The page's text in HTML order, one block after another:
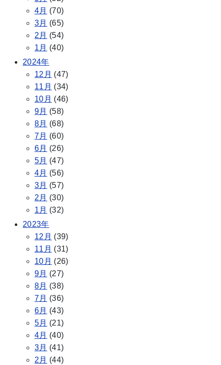
4月 (70)
3月 (65)
2月 (54)
1月 (40)
2024年
12月 (47)
11月 (34)
10月 (46)
9月 (58)
8月 (68)
7月 (60)
6月 (26)
5月 (47)
4月 (56)
3月 (57)
2月 (30)
1月 (32)
2023年
12月 (39)
11月 (31)
10月 (26)
9月 (27)
8月 (38)
7月 (36)
6月 (43)
5月 (21)
4月 (40)
3月 (41)
2月 (44)